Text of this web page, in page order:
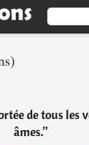
de tous les
âmes.”